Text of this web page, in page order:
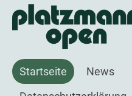
Startseite News